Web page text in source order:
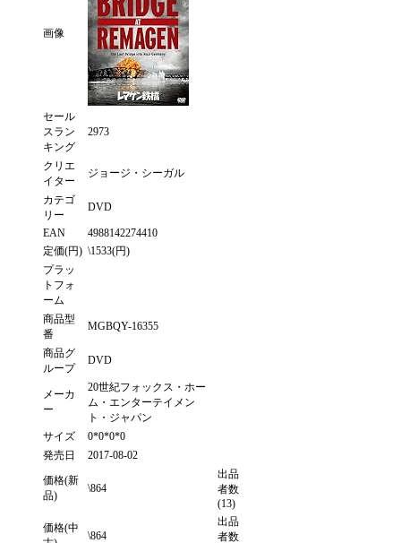
画像
セール
スラン
キング
2973
クリエ
イター
ジョージ・シーガル
カテゴ
リー
DVD
EAN
4988142274410
定価(円) \1533(円)
プラッ
トフォ
ーム
商品型
番
MGBQY-16355
商品グ
ループ
DVD
メーカ
ー
20世紀フォックス・ホー
ム・エンターテイメン
ト・ジャパン
サイズ
0*0*0*0
発売日
2017-08-02
価格(新
品)
\864
出品
者数
(13)
価格(中
\864
出品
者数